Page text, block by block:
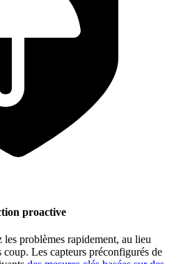
proactive
problèmes rapidement, au lieu
coup. Les capteurs préconfigurés de